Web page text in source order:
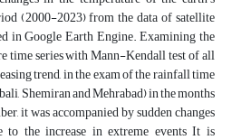
(2000-2023) from the data of satellite
in Google Earth Engine. Examining the
time series with Mann-Kendall test of all
trend, in the exam of the rainfall time
Shemiran and Mehrabad) in the months
it was accompanied by sudden changes
to the increase in extreme events It is